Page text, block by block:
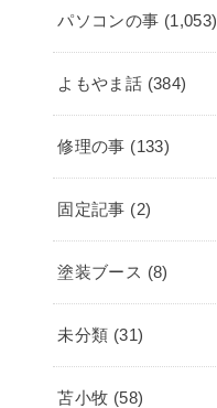
パソコンの事 (1,053)
よもやま話 (384)
修理の事 (133)
固定記事 (2)
塗装ブース (8)
未分類 (31)
苫小牧 (58)